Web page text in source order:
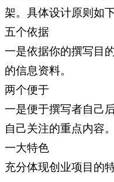
架。具体设计原则如下
五个依据
一是依据你的撰写目
的信息资料。
两个便于
一是便于撰写者自己
自己关注的重点内容
一大特色
充分体现创业项目的